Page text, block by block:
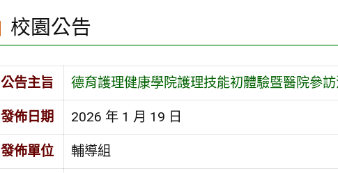
校園公告
公告主旨 德育護理健康學院護理技能初體驗暨醫院參
發佈日期 2026 年 1 月 19 日
發佈單位 輔導組